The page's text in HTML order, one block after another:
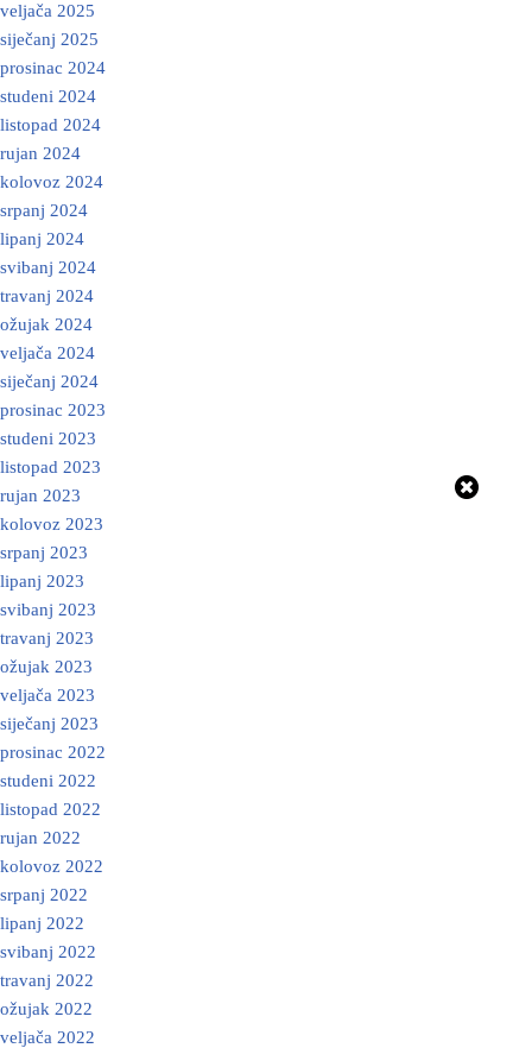
veljača 2025
siječanj 2025
prosinac 2024
studeni 2024
listopad 2024
rujan 2024
kolovoz 2024
srpanj 2024
lipanj 2024
svibanj 2024
travanj 2024
ožujak 2024
veljača 2024
siječanj 2024
prosinac 2023
studeni 2023
listopad 2023
rujan 2023
kolovoz 2023
srpanj 2023
lipanj 2023
svibanj 2023
travanj 2023
ožujak 2023
veljača 2023
siječanj 2023
prosinac 2022
studeni 2022
listopad 2022
rujan 2022
kolovoz 2022
srpanj 2022
lipanj 2022
svibanj 2022
travanj 2022
ožujak 2022
veljača 2022